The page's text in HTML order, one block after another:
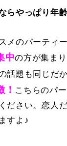
らやっぱり年
メのパーティ
中の方が集ま
話題も同じだか
！ こちらのパ
ださい。恋人
すよ♪